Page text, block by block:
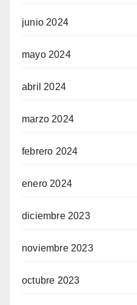
junio 2024
mayo 2024
abril 2024
marzo 2024
febrero 2024
enero 2024
diciembre 2023
noviembre 2023
octubre 2023